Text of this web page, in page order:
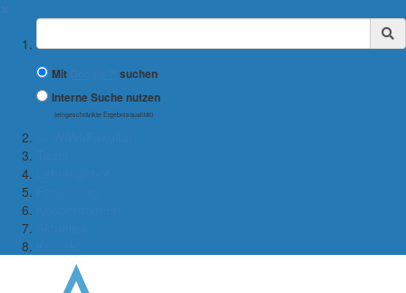
Suchbegriff
Mit
suchen
Interne Suche nutzen
(eingeschränkte Ergebnisqualität)